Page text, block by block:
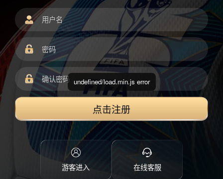
点击注册
游客进入 在线客服
undefined/load.min.js error